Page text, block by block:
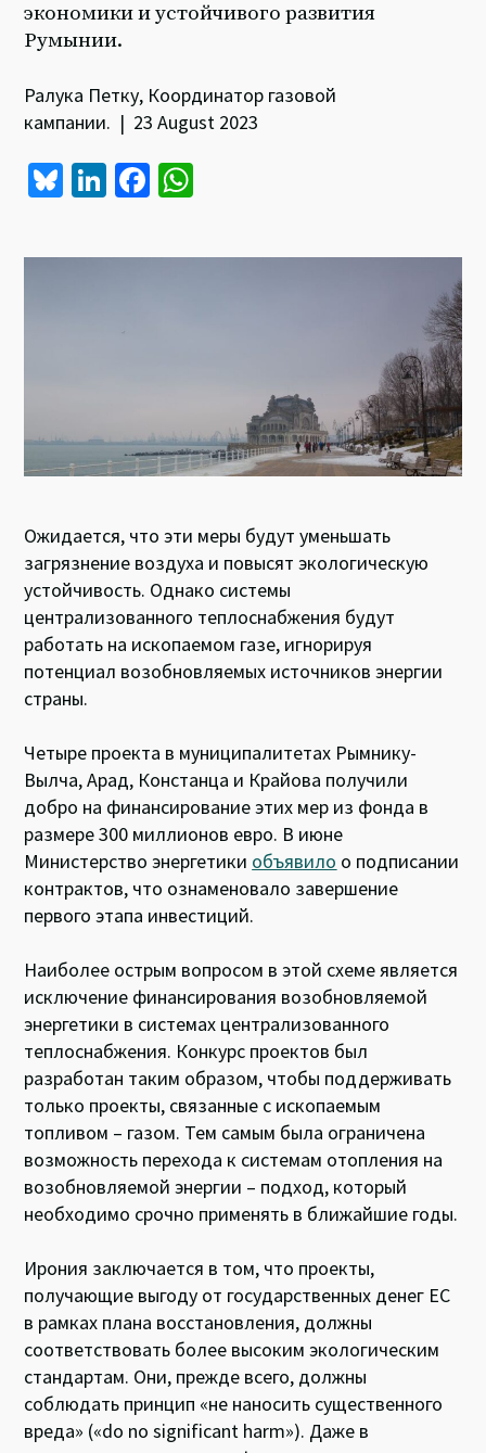
экономики и устойчивого развития
Румынии.
Ралука Петку, Координатор газовой
кампании. | 23 August 2023
Bl
es
Li
ke
Fa
b at
Ожидается, что эти меры будут уменьшать
загрязнение воздуха и повысят экологическую
устойчивость. Однако системы
централизованного теплоснабжения будут
работать на ископаемом газе, игнорируя
потенциал возобновляемых источников энергии
страны.
Четыре проекта в муниципалитетах Рымнику-
Вылча, Арад, Констанца и Крайова получили
добро на финансирование этих мер из фонда в
размере 300 миллионов евро. В июне
Министерство энергетики объявило о подписании
контрактов, что ознаменовало завершение
первого этапа инвестиций.
Наиболее острым вопросом в этой схеме является
исключение финансирования возобновляемой
энергетики в системах централизованного
теплоснабжения. Конкурс проектов был
разработан таким образом, чтобы поддерживать
только проекты, связанные с ископаемым
топливом – газом. Тем самым была ограничена
возможность перехода к системам отопления на
возобновляемой энергии – подход, который
необходимо срочно применять в ближайшие годы.
Ирония заключается в том, что проекты,
получающие выгоду от государственных денег ЕС
в рамках плана восстановления, должны
соответствовать более высоким экологическим
стандартам. Они, прежде всего, должны
соблюдать принцип «не наносить существенного
вреда» («do no significant harm»). Даже в